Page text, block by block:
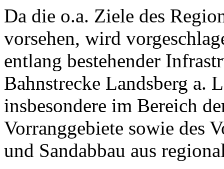
Da die o.a. Ziele des
vorsehen, wird
entlang bestehender
Bahnstrecke Landsberg a.
insbesondere im Bereich
Vorranggebiete sowie des
und Sandabbau aus